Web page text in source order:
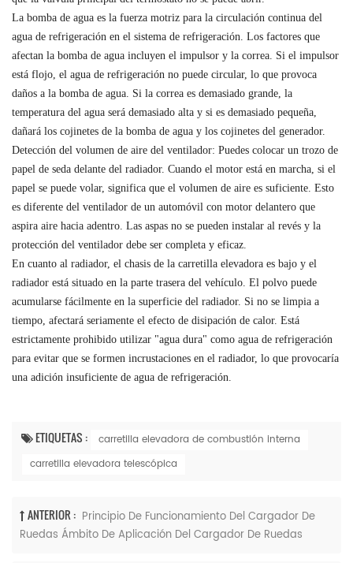
La bomba de agua es la fuerza motriz para la circulación continua del
agua de refrigeración en el sistema de refrigeración. Los factores que
afectan la bomba de agua incluyen el impulsor y la correa. Si el impulsor
está flojo, el agua de refrigeración no puede circular, lo que provoca
daños a la bomba de agua. Si la correa es demasiado grande, la
temperatura del agua será demasiado alta y si es demasiado pequeña,
dañará los cojinetes de la bomba de agua y los cojinetes del generador.
Detección del volumen de aire del ventilador: Puedes colocar un trozo de
papel de seda delante del radiador. Cuando el motor está en marcha, si el
papel se puede volar, significa que el volumen de aire es suficiente. Esto
es diferente del ventilador de un automóvil con motor delantero que
aspira aire hacia adentro. Las aspas no se pueden instalar al revés y la
protección del ventilador debe ser completa y eficaz.
En cuanto al radiador, el chasis de la carretilla elevadora es bajo y el
radiador está situado en la parte trasera del vehículo. El polvo puede
acumularse fácilmente en la superficie del radiador. Si no se limpia a
tiempo, afectará seriamente el efecto de disipación de calor. Está
estrictamente prohibido utilizar "agua dura" como agua de refrigeración
para evitar que se formen incrustaciones en el radiador, lo que provocaría
una adición insuficiente de agua de refrigeración.
ETIQUETAS :
carretilla elevadora de combustión interna
carretilla elevadora telescópica
ANTERIOR : Principio De Funcionamiento Del Cargador De
Ruedas Ámbito De Aplicación Del Cargador De Ruedas